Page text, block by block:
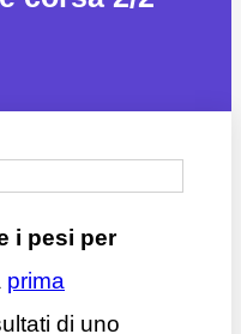
i pesi per
prima
di uno